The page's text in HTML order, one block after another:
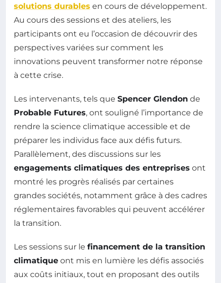
solutions durables en cours de développement.
Au cours des sessions et des ateliers, les
participants ont eu l’occasion de découvrir des
perspectives variées sur comment les
innovations peuvent transformer notre réponse
à cette crise.
Les intervenants, tels que Spencer Glendon de
Probable Futures, ont souligné l’importance de
rendre la science climatique accessible et de
préparer les individus face aux défis futurs.
Parallèlement, des discussions sur les
engagements climatiques des entreprises ont
montré les progrès réalisés par certaines
grandes sociétés, notamment grâce à des cadres
réglementaires favorables qui peuvent accélérer
la transition.
Les sessions sur le financement de la transition
climatique ont mis en lumière les défis associés
aux coûts initiaux, tout en proposant des outils